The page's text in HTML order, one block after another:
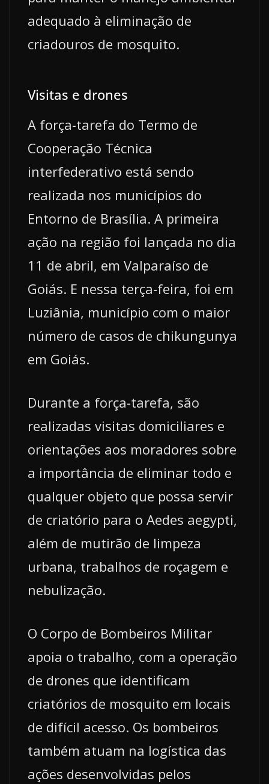
adequado à eliminação de
criadouros de mosquito.
Visitas e drones
A força-tarefa do Termo de
Cooperação Técnica
interfederativo está sendo
realizada nos municípios do
Entorno de Brasília. A primeira
ação na região foi lançada no dia
11 de abril, em Valparaíso de
Goiás. E nessa terça-feira, foi em
Luziânia, município com o maior
número de casos de chikungunya
em Goiás.
Durante a força-tarefa, são
realizadas visitas domiciliares e
orientações aos moradores sobre
a importância de eliminar todo e
qualquer objeto que possa servir
de criatório para o Aedes aegypti,
além de mutirão de limpeza
urbana, trabalhos de roçagem e
nebulização.
O Corpo de Bombeiros Militar
apoia o trabalho, com a operação
de drones que identificam
criatórios de mosquito em locais
de difícil acesso. Os bombeiros
também atuam na logística das
ações desenvolvidas pelos